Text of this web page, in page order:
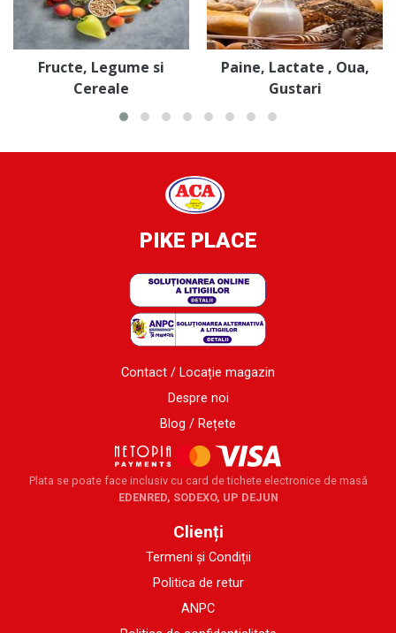
Fructe, Legume si
Cereale
Paine, Lactate , Oua,
Gustari
PIKE PLACE
Contact / Locație magazin
Despre noi
Blog / Rețete
Plata se poate face inclusiv cu card de tichete electronice de masă
EDENRED, SODEXO, UP DEJUN
Clienți
Termeni și Condiții
Politica de retur
ANPC